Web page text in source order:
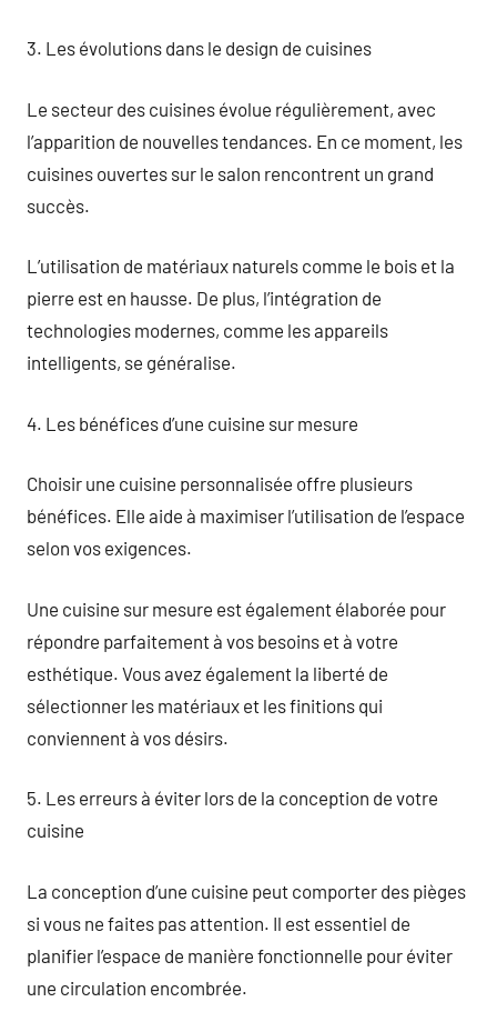
3. Les évolutions dans le design de cuisines
Le secteur des cuisines évolue régulièrement, avec
l’apparition de nouvelles tendances. En ce moment, les
cuisines ouvertes sur le salon rencontrent un grand
succès.
L’utilisation de matériaux naturels comme le bois et la
pierre est en hausse. De plus, l’intégration de
technologies modernes, comme les appareils
intelligents, se généralise.
4. Les bénéfices d’une cuisine sur mesure
Choisir une cuisine personnalisée offre plusieurs
bénéfices. Elle aide à maximiser l’utilisation de l’espace
selon vos exigences.
Une cuisine sur mesure est également élaborée pour
répondre parfaitement à vos besoins et à votre
esthétique. Vous avez également la liberté de
sélectionner les matériaux et les finitions qui
conviennent à vos désirs.
5. Les erreurs à éviter lors de la conception de votre
cuisine
La conception d’une cuisine peut comporter des pièges
si vous ne faites pas attention. Il est essentiel de
planifier l’espace de manière fonctionnelle pour éviter
une circulation encombrée.